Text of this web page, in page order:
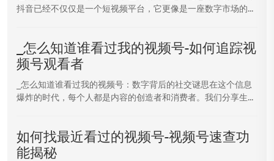
抖音已经不仅仅是一个短视频平台，它更像是一座数字市场的...
_怎么知道谁看过我的视频号-如何追踪视
频号观看者
_怎么知道谁看过我的视频号：数字背后的社交谜思在这个信息
爆炸的时代，每个人都是内容的创造者和消费者。我们分享生...
如何找最近看过的视频号-视频号速查功
能揭秘